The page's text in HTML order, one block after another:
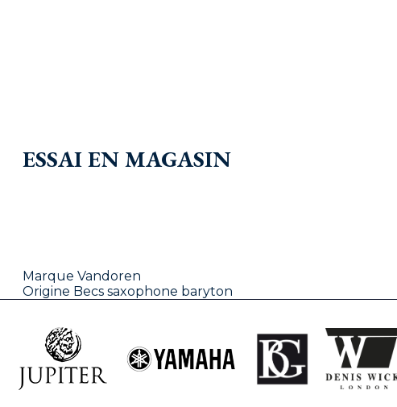
ESSAI EN MAGASIN
Marque Vandoren
Origine Becs saxophone baryton